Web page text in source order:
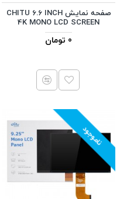
صفحه نمایش CHITU 6.6 INCH
4K MONO LCD SCREEN
0 تومان
ناموجود